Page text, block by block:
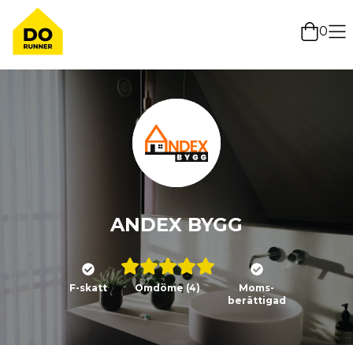
0
ANDEX BYGG
F-skatt Omdöme (4)
Moms-
berättigad